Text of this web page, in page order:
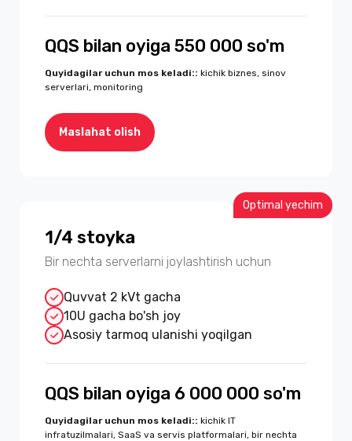
QQS bilan oyiga 550 000 so'm
Quyidagilar uchun mos keladi:: kichik biznes, sinov
serverlari, monitoring
Maslahat olish
Optimal yechim
1/4 stoyka
Bir nechta serverlarni joylashtirish uchun
Quvvat 2 kVt gacha
10U gacha bo'sh joy
Asosiy tarmoq ulanishi yoqilgan
QQS bilan oyiga 6 000 000 so'm
Quyidagilar uchun mos keladi:: kichik IT
infratuzilmalari, SaaS va servis platformalari, bir nechta